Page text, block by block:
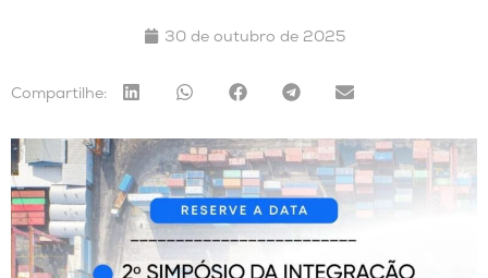
30 de outubro de 2025
Compartilhe: